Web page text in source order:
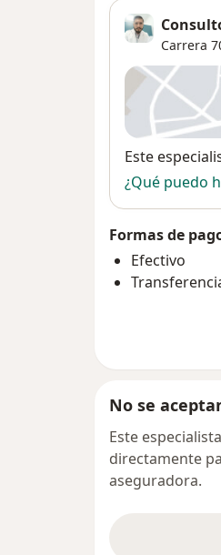
Carrera
Este
¿Qué puedo
Formas de
Efectivo
No se
Este
directamente
aseguradora.